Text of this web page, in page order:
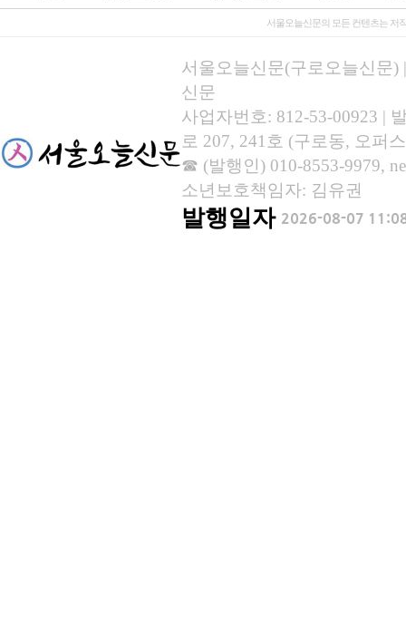
서울오늘신문의 모든 컨텐츠는 저
서울오늘신문(구로오늘신문)
신문
사업자번호: 812-53-00923 |
로 207, 241호 (구로동, 오퍼
☎ (발행인) 010-8553-9979,
소년보호책임자: 김유권
발행일자